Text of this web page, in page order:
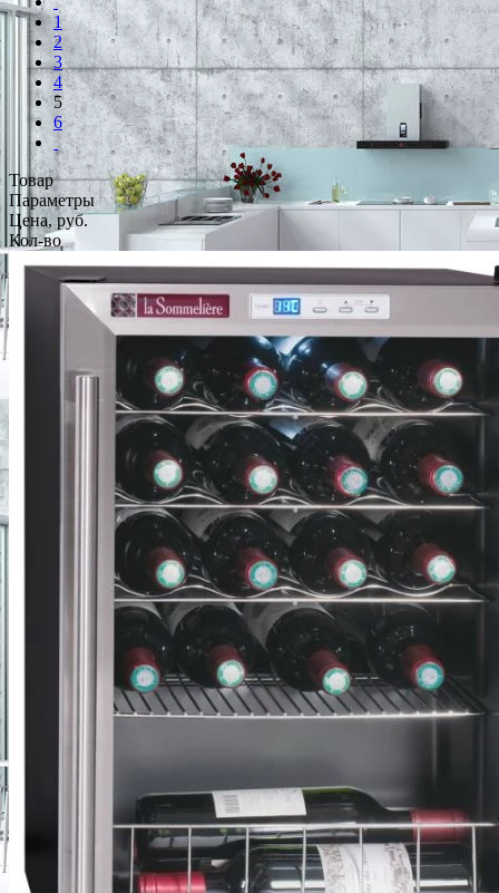
1
2
3
4
5
6
Товар
Параметры
Цена, руб.
Кол-во